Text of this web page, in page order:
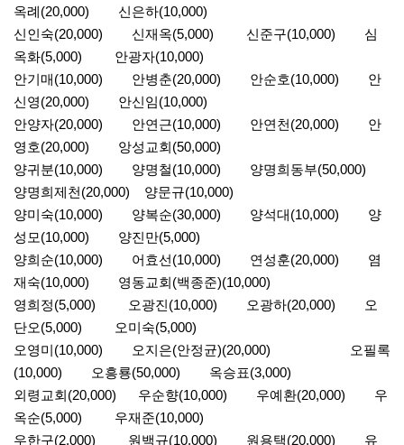
옥례(20,000) 신은하(10,000)
신인숙(20,000) 신재옥(5,000) 신준구(10,000) 심
옥화(5,000) 안광자(10,000)
안기매(10,000) 안병춘(20,000) 안순호(10,000) 안
신영(20,000) 안신임(10,000)
안양자(20,000) 안연근(10,000) 안연천(20,000) 안
영호(20,000) 앙성교회(50,000)
양귀분(10,000) 양명철(10,000) 양명희동부(50,000)
양명희제천(20,000) 양문규(10,000)
양미숙(10,000) 양복순(30,000) 양석대(10,000) 양
성모(10,000) 양진만(5,000)
양희순(10,000) 어효선(10,000) 연성훈(20,000) 염
재숙(10,000) 영동교회(백종준)(10,000)
영희정(5,000) 오광진(10,000) 오광하(20,000) 오
단오(5,000) 오미숙(5,000)
오영미(10,000) 오지은(안정균)(20,000) 오필록
(10,000) 오흥룡(50,000) 옥승표(3,000)
외령교회(20,000) 우순향(10,000) 우예환(20,000) 우
옥순(5,000) 우재준(10,000)
우한구(2,000) 원백규(10,000) 원용택(20,000) 유